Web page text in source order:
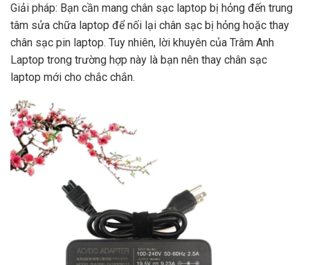
Giải pháp: Bạn cần mang chân sạc laptop bị hỏng đến trung
tâm sửa chữa laptop để nối lại chân sạc bị hỏng hoặc thay
chân sạc pin laptop. Tuy nhiên, lời khuyên của Trâm Anh
Laptop trong trường hợp này là bạn nên thay chân sạc
laptop mới cho chắc chắn.